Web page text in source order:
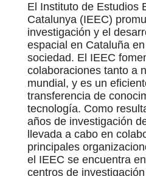
El Instituto de Estudios
Catalunya (IEEC)
investigación y el
espacial en Cataluña
sociedad. El IEEC
colaboraciones tanto a
mundial, y es un
transferencia de
tecnología. Como
años de investigación
llevada a cabo en
principales
el IEEC se encuentra
centros de